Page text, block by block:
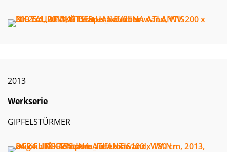
2013
Werkserie
GIPFELSTÜRMER